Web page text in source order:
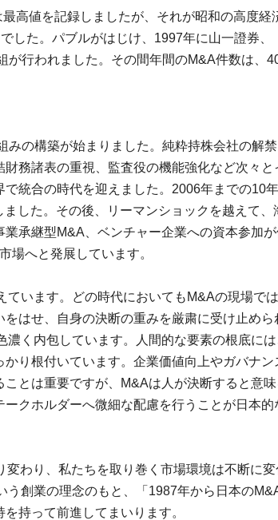
高値を記録しましたが、それが昭和の高度経
した。パブルがはじけ、1997年に山一證券、
が行われました。その間年間のM&A件数は、
の構築が始まりました。純粋持株会社の解禁
務諸表の重視、監査役の機能強化など次々と
統合の時代を迎えました。2006年までの10
した。その後、リーマンショックを越えて、
承継型M&A、ベンチャー企業への資本参加
場へと発展しています。
います。どの時代においてもM&Aの現場では
はせ、自身の決断の重みを厳粛に受け止めら
く内包しています。人間的な要素の根底には
り根付いています。企業価値向上やガバナン
とは重要ですが、M&Aは人が決断すると意味
クホルダーへ微細な配慮を行うことが日本的
わり、私たちを取り巻く市場環境は不断に変
創業の理念のもと、「1987年から日本の
持って前進してまいります。